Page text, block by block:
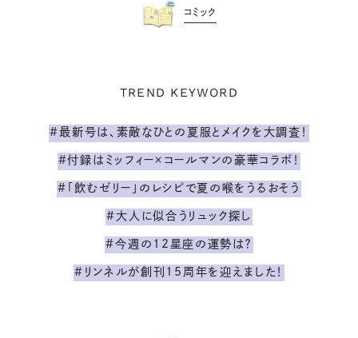
コミック
TREND KEYWORD
#最新号は、素敵なひとの夏服とメイクを大調査！
#付録はミッフィー×コールマンの豪華コラボ！
#「飲むゼリー」のレシピで夏の喉をうるおそう
#大人に似合うリュック探し
#今週の12星座の運勢は？
#リンネルが創刊15周年を迎えました！